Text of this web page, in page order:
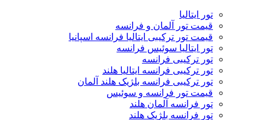
تور ایتالیا
قیمت تور آلمان و فرانسه
قیمت تور ترکیبی ایتالیا فرانسه اسپانیا
تور ایتالیا سوئیس فرانسه
تور ترکیبی فرانسه
تور ترکیبی فرانسه ایتالیا هلند
تور ترکیبی فرانسه بلژیک هلند آلمان
قیمت تور فرانسه و سوئیس
تور فرانسه آلمان هلند
تور فرانسه بلژیک هلند